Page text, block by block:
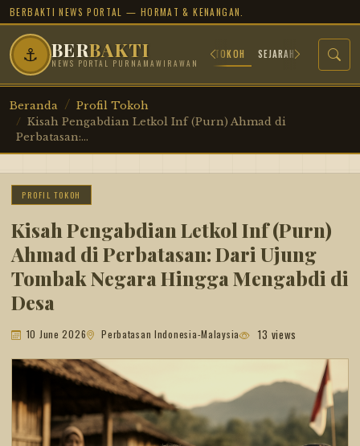
BERBAKTI NEWS PORTAL — HORMAT & KENANGAN.
⚓ BERBAKTI
NEWS PORTAL PURNAMAWIRAWAN
BERANDA ARSIP JUANG PROFIL TOKOH SEJARAH MILITER
Beranda
Profil Tokoh
Kisah Pengabdian Letkol Inf (Purn) Ahmad di
Perbatasan:...
PROFIL TOKOH
Kisah Pengabdian Letkol Inf (Purn)
Ahmad di Perbatasan: Dari Ujung
Tombak Negara Hingga Mengabdi di
Desa
10 June 2026 Perbatasan Indonesia-Malaysia 13 views